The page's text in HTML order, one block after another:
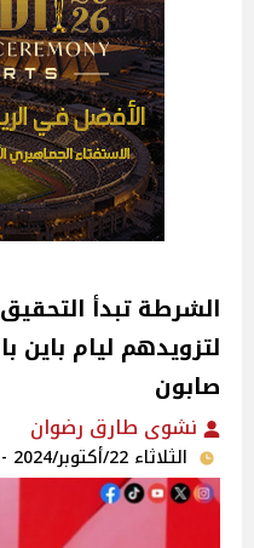
الشرطة تبدأ
لتزويدهم ليام
صابون
نشوى طارق رضوان
الثلاثاء 22/أكتوبر/2024 - 01:30 م